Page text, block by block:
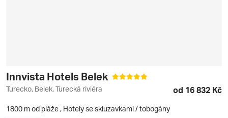
Innvista Hotels Belek
Turecko, Belek, Turecká riviéra od 16 832 Kč
1800 m od pláže , Hotely se skluzavkami / tobogány